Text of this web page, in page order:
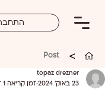
>
Post
topaz drezner
23 באוק׳ 2024
זמן קריאה 1 דקות